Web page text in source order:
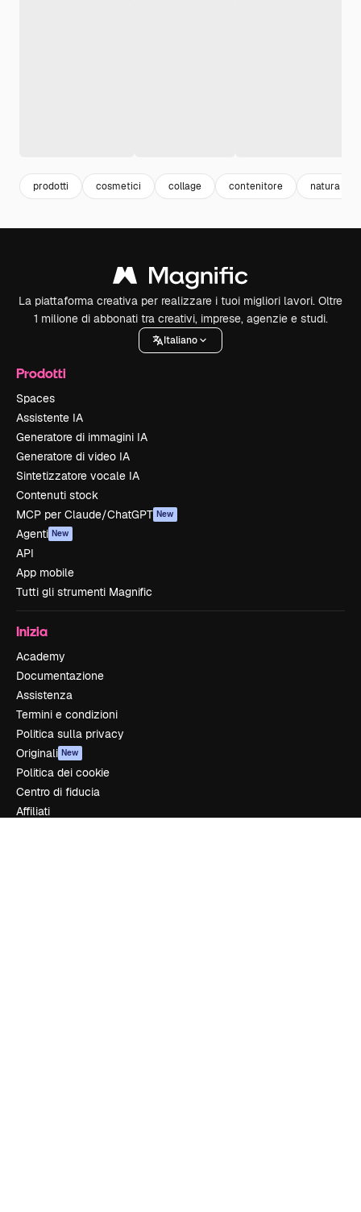
prodotti cosmetici collage contenitore natura
La piattaforma creativa per realizzare i tuoi migliori lavori. Oltre
1 milione di abbonati tra creativi, imprese, agenzie e studi.
Italiano
Prodotti
Spaces
Assistente IA
Generatore di immagini IA
Generatore di video IA
Sintetizzatore vocale IA
Contenuti stock
MCP per Claude/ChatGPT New
Agenti New
API
App mobile
Tutti gli strumenti Magnific
Inizia
Academy
Documentazione
Assistenza
Termini e condizioni
Politica sulla privacy
Originali New
Politica dei cookie
Centro di fiducia
Affiliati